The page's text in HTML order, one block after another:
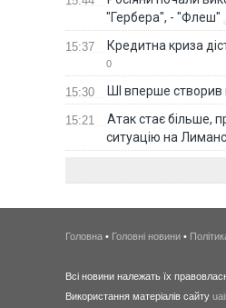
"Гербера", - "Флеш"
15:37 Кредитна криза
0
15:30 ШІ вперше створив
15:21
Атак стає більше,
ситуацію на
Головна • Головні новини •
Всі новини належать їх
Використання матеріалів сайту